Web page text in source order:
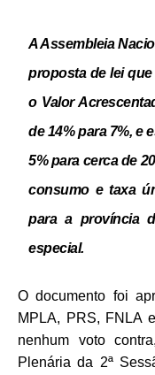
A Assembleia
proposta de lei
o Valor
de 14% para 7%, e
5% para cerca de
consumo e taxa
para a província
especial.
O documento foi
MPLA, PRS, FNLA
nenhum voto
Plenária da 2ª